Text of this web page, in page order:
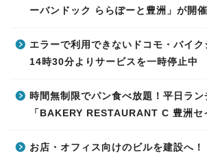
ーバンドック ららぽーと豊洲」が開
エラーで利用できないドコモ・バイ
14時30分よりサービスを一時停止中
時間無制限でパン食べ放題！平日ラン
「BAKERY RESTAURANT C 豊洲セ
お店・オフィス向けのビルを建設へ